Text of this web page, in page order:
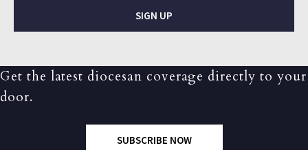
SIGN UP
Get the latest diocesan coverage directly to your
door.
SUBSCRIBE NOW